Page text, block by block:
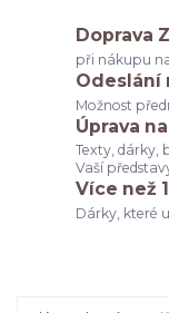
Doprava
při nákupu
Odeslání
Možnost
Úprava
Texty, dárky,
Vaší
Více než
Dárky, které